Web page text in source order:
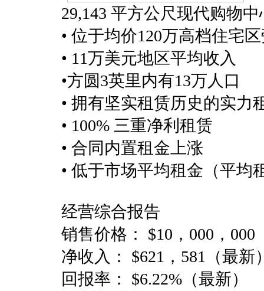
29,143 平方公尺现代购物中
• 位于均价120万高档住宅
• 11万美元地区平均收入
•方圆3英里内有13万人口
• 拥有坚实租赁历史的实力
• 100% 三重净利租赁
• 合同内置租金上涨
• 低于市场平均租金（平均
经营综合报告
销售价格： $10，000，000
净收入： $621，581（最新
回报率： $6.22%（最新）